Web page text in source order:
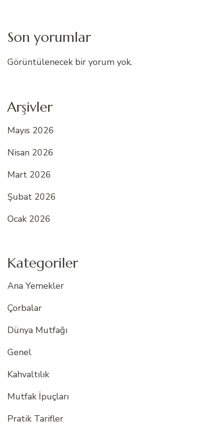
Son yorumlar
Görüntülenecek bir yorum yok.
Arşivler
Mayıs 2026
Nisan 2026
Mart 2026
Şubat 2026
Ocak 2026
Kategoriler
Ana Yemekler
Çorbalar
Dünya Mutfağı
Genel
Kahvaltılık
Mutfak İpuçları
Pratik Tarifler